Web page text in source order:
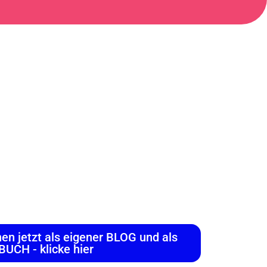
jetzt als eigener BLOG und als
- klicke hier